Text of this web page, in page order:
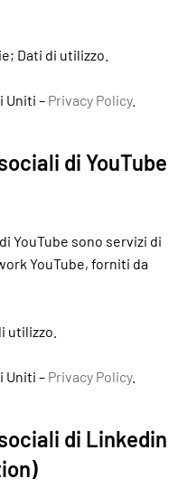
Dati di utilizzo.
Uniti – Privacy Policy.
di YouTube
YouTube sono servizi di
YouTube, forniti da
utilizzo.
Uniti – Privacy Policy.
di Linkedin